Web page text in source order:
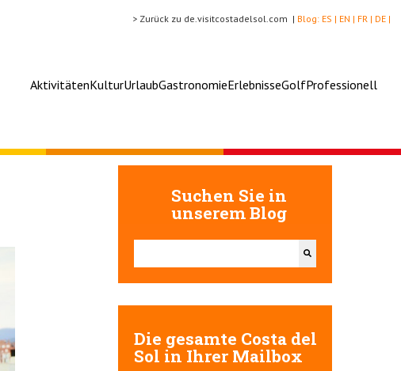
DE |
FR |
EN |
ES |
Blog:
> Zurück zu de.visitcostadelsol.com |
AktivitätenKulturUrlaubGastronomieErlebnisseGolfProfessionell
Suchen Sie in
unserem Blog
Dies ist ein Suchfeld mit einer automatischen
Die gesamte Costa del
Sol in Ihrer Mailbox